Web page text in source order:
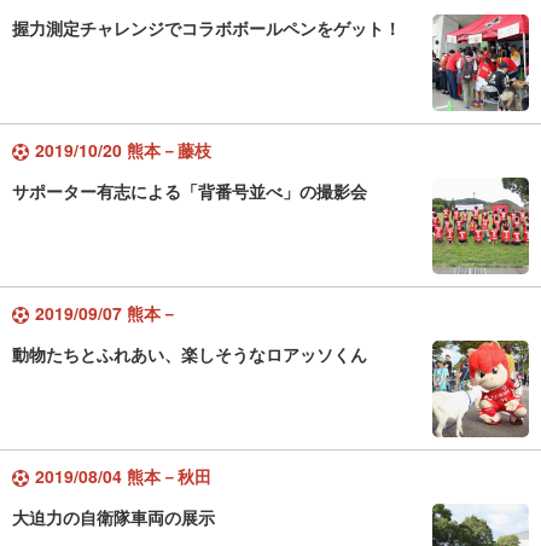
握力測定チャレンジでコラボボールペンをゲット！
2019/10/20 熊本－藤枝
サポーター有志による「背番号並べ」の撮影会
2019/09/07 熊本－
動物たちとふれあい、楽しそうなロアッソくん
2019/08/04 熊本－秋田
大迫力の自衛隊車両の展示